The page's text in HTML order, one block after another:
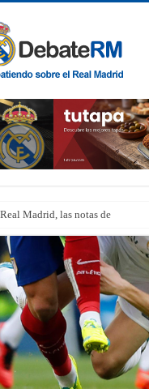
Madrid, las notas de los jugad